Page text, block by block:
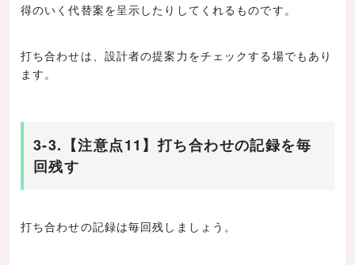
得のいく代替案を呈示したりしてくれるものです。
打ち合わせは、設計者の提案力をチェックする場でもあり
ます。
3-3.【注意点11】打ち合わせの記録を毎
回残す
打ち合わせの記録は毎回残しましょう。